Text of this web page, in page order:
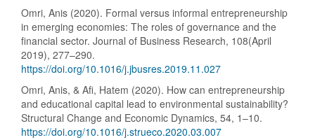
Omri, Anis (2020). Formal versus informal entrepreneurship
in emerging economies: The roles of governance and the
financial sector. Journal of Business Research, 108(April
2019), 277–290.
https://doi.org/10.1016/j.jbusres.2019.11.027
Omri, Anis, & Afi, Hatem (2020). How can entrepreneurship
and educational capital lead to environmental sustainability?
Structural Change and Economic Dynamics, 54, 1–10.
https://doi.org/10.1016/j.strueco.2020.03.007